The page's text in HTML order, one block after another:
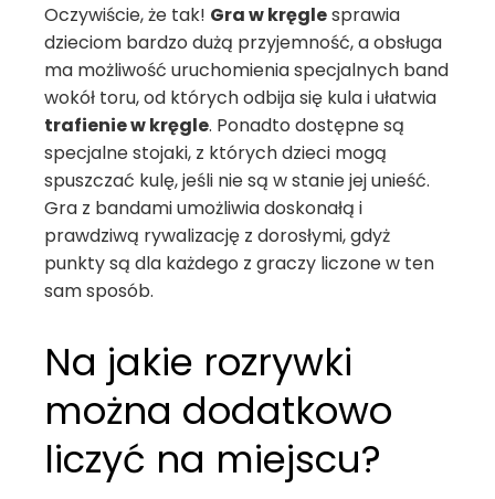
Oczywiście, że tak! Gra w kręglesprawia
dzieciom bardzo dużą przyjemność, a obsługa
ma możliwość uruchomienia specjalnych band
wokół toru, od których odbija się kula i ułatwia
trafienie w kręgle. Ponadto dostępne są
specjalne stojaki, z których dzieci mogą
spuszczać kulę, jeśli nie są w stanie jej unieść.
Gra z bandami umożliwia doskonałą i
prawdziwą rywalizację z dorosłymi, gdyż
punkty są dla każdego z graczy liczone w ten
sam sposób.
Na jakie rozrywki
można dodatkowo
liczyć na miejscu?